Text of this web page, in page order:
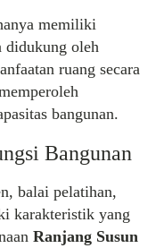
memiliki
didukung oleh
ruang secara
bangunan.
Bangunan
balai pelatihan,
karakteristik yang
Ranjang Susun